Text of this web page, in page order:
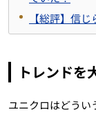
【総評】信
トレンドを
ユニクロはどうい